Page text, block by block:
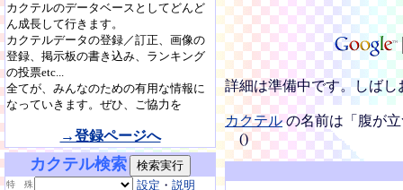
カクテルのデータベースとしてどんど
ん成長して行きます。
カクテルデータの登録／訂正、画像の
登録、掲示板の書き込み、ランキング
の投票etc...
全てが、みんなのための有用な情報に
なっていきます。ぜひ、ご協力を
→登録ページへ
カクテル検索
特 殊 設定 ・ 説明
詳細は準備中です。しばし
カクテルの名前は「腹が
()